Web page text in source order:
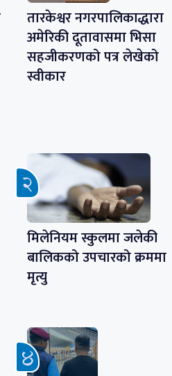
तारकेश्वर नगरपालिकाद्धारा
अमेरिकी दूतावासमा भिसा
सहजीकरणको पत्र लेखेको
स्वीकार
मिलेनियम स्कुलमा जलेकी
बालिकको उपचारको क्रममा
मृत्यु